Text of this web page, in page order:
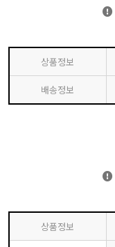
상품정보
배송정보
상품정보